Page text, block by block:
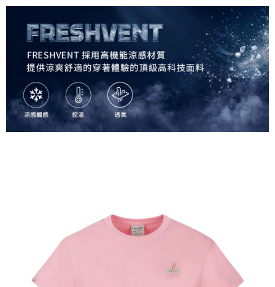
每筆NT$60，滿NT$990(含以上)免運費
每筆NT$80，滿NT$990(含以上)免運費